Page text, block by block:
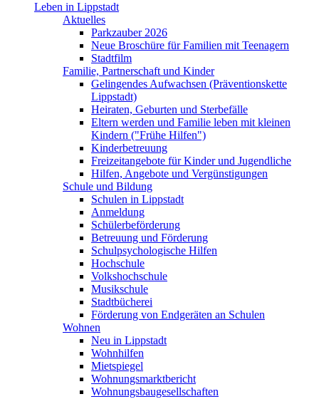
Leben in Lippstadt
Aktuelles
Parkzauber 2026
Neue Broschüre für Familien mit Teenagern
Stadtfilm
Familie, Partnerschaft und Kinder
Gelingendes Aufwachsen (Präventionskette
Lippstadt)
Heiraten, Geburten und Sterbefälle
Eltern werden und Familie leben mit kleinen
Kindern ("Frühe Hilfen")
Kinderbetreuung
Freizeitangebote für Kinder und Jugendliche
Hilfen, Angebote und Vergünstigungen
Schule und Bildung
Schulen in Lippstadt
Anmeldung
Schülerbeförderung
Betreuung und Förderung
Schulpsychologische Hilfen
Hochschule
Volkshochschule
Musikschule
Stadtbücherei
Förderung von Endgeräten an Schulen
Wohnen
Neu in Lippstadt
Wohnhilfen
Mietspiegel
Wohnungsmarktbericht
Wohnungsbaugesellschaften